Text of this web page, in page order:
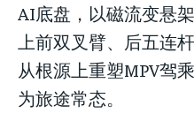
AI底盘，以磁流变悬
上前双叉臂、后五连
从根源上重塑MPV驾
为旅途常态。